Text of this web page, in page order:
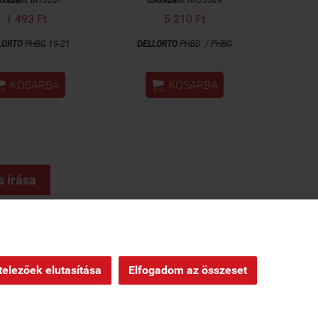
elutasítása Elfogadom az összeset
1 493 Ft
PHBG 19-21
KOSÁRBA
5 210 Ft
DELLORTOPHBD /PHBG
 KOSÁRBA
írása
|Oldaltérkép|